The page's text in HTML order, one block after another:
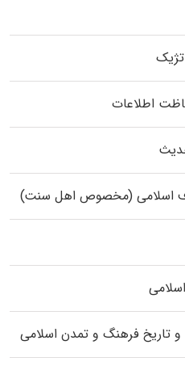
اطلاعات
اسلامی (مخصوص اهل سنت)
و تاریخ فرهنگ و تمدن اسلامی